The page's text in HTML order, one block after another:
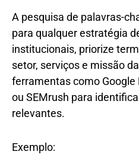
A pesquisa de palavras-
para qualquer estratégia
institucionais, priorize
setor, serviços e missão
ferramentas como Google
ou SEMrush para
relevantes.
Exemplo: